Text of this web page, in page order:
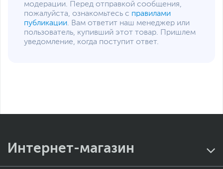
модерации. Перед отправкой сообщения,
пожалуйста, ознакомьтесь с правилами
публикации. Вам ответит наш менеджер или
пользователь, купивший этот товар. Пришлем
уведомление, когда поступит ответ.
Интернет-магазин